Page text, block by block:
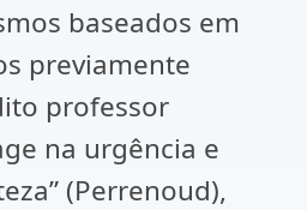
baseados em
previamente
professor
na urgência e
(Perrenoud),